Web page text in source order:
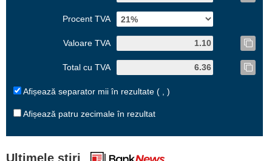
Procent TVA
Valoare TVA
Total cu TVA
Afișează separator mii în rezultate ( , )
Afișează patru zecimale în rezultat
Ultimele știri